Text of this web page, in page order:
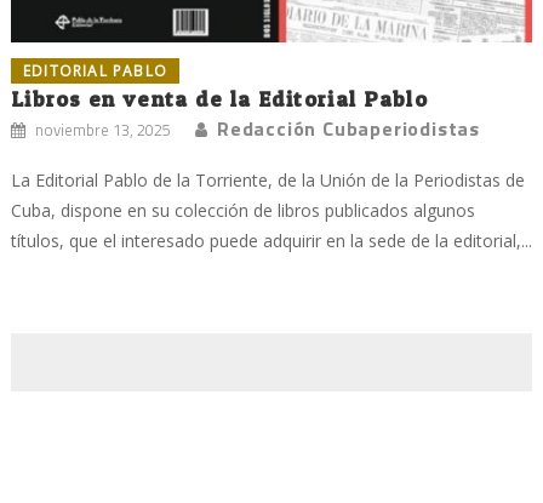
EDITORIAL PABLO
Libros en venta de la Editorial Pablo
noviembre 13, 2025 Redacción Cubaperiodistas
La Editorial Pablo de la Torriente, de la Unión de la Periodistas de
Cuba, dispone en su colección de libros publicados algunos
títulos, que el interesado puede adquirir en la sede de la editorial,...